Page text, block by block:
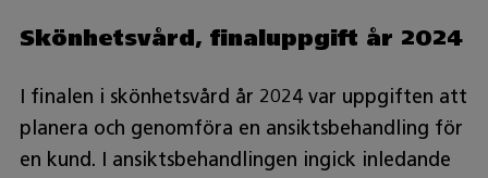
Skönhetsvård, finaluppgift år 2024
I finalen i skönhetsvård år 2024 var uppgiften att
planera och genomföra en ansiktsbehandling för
en kund. I ansiktsbehandlingen ingick inledande